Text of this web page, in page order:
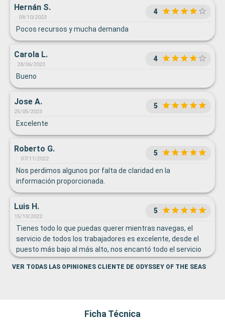
Hernán S.
09/10/2023
4
Pocos recursos y mucha demanda
Carola L.
28/06/2023
4
Bueno
Jose A.
25/05/2023
5
Excelente
Roberto G.
07/11/2022
5
Nos perdimos algunos por falta de claridad en la
información proporcionada.
Luis H.
15/10/2022
5
Tienes todo lo que puedas querer mientras navegas, el
servicio de todos los trabajadores es excelente, desde el
puesto más bajo al más alto, nos encantó todo el servicio
entregado, sobre todo la implementación del lavado de
manos con unos anfitriones excelentes " washy washy"
VER TODAS LAS OPINIONES CLIENTE DE ODYSSEY OF THE SEAS
Ficha Técnica